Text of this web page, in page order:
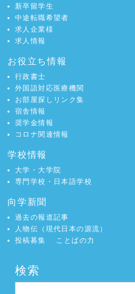
ア
新卒留学生
中途転職希望者
求人企業様
求人情報
お役立ち情報
行政書士
外国語対応医療機関
お部屋探しリンク集
宿舎情報
奨学金情報
コロナ関連情報
学校情報
大学・大学院
専門学校・日本語学校
向学新聞
過去の報道記事
人物伝（現代日本の源流）
投稿募集
ことばの力
検索